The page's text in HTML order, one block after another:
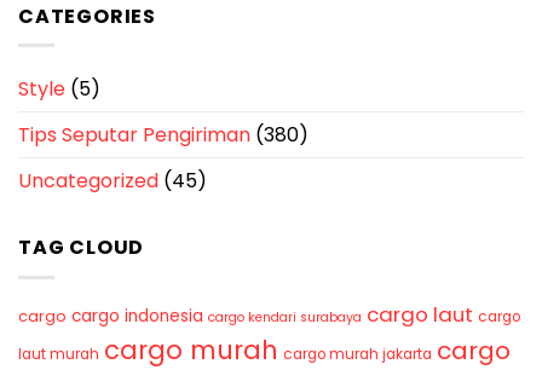
CATEGORIES
Style (5)
Tips Seputar Pengiriman (380)
Uncategorized (45)
TAG CLOUD
cargo cargo indonesia cargo kendari surabaya cargo laut cargo
laut murah cargo murah cargo murah jakarta cargo